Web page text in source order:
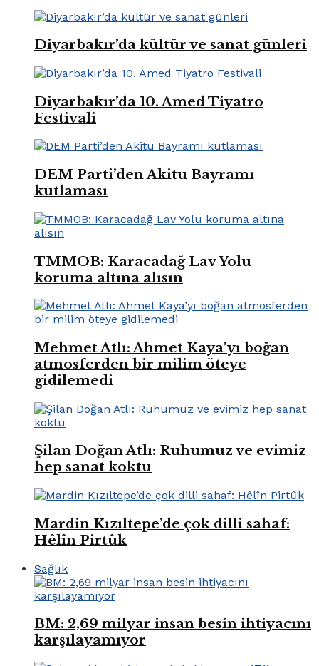
Diyarbakır’da kültür ve sanat günleri
Diyarbakır’da 10. Amed Tiyatro
Festivali
DEM Parti’den Akitu Bayramı
kutlaması
TMMOB: Karacadağ Lav Yolu
koruma altına alısın
Mehmet Atlı: Ahmet Kaya’yı boğan
atmosferden bir milim öteye
gidilemedi
Şilan Doğan Atlı: Ruhumuz ve evimiz
hep sanat koktu
Mardin Kızıltepe’de çok dilli sahaf:
Hêlîn Pirtûk
Sağlık
BM: 2,69 milyar insan besin ihtiyacını
karşılayamıyor